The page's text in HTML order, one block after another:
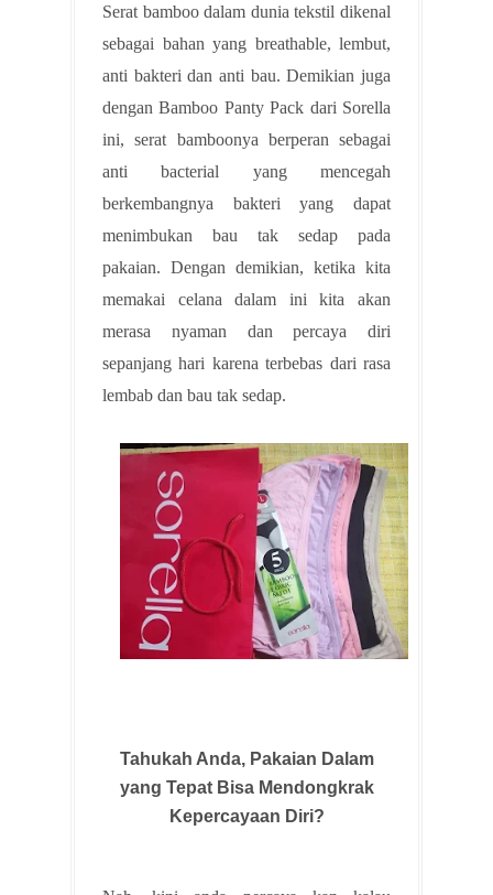
Serat bamboo dalam dunia tekstil dikenal
sebagai bahan yang breathable, lembut,
anti bakteri dan anti bau. Demikian juga
dengan Bamboo Panty Pack dari Sorella
ini, serat bamboonya berperan sebagai
anti bacterial yang mencegah
berkembangnya bakteri yang dapat
menimbukan bau tak sedap pada
pakaian. Dengan demikian, ketika kita
memakai celana dalam ini kita akan
merasa nyaman dan percaya diri
sepanjang hari karena terbebas dari rasa
lembab dan bau tak sedap.
Tahukah Anda, Pakaian Dalam
yang Tepat Bisa Mendongkrak
Kepercayaan Diri?